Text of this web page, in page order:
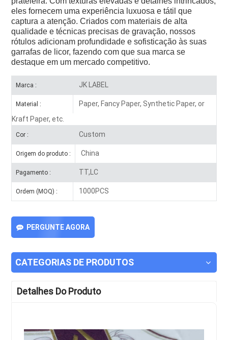
eles fornecem uma experiência luxuosa e tátil que
captura a atenção. Criados com materiais de alta
qualidade e técnicas precisas de gravação, nossos
rótulos adicionam profundidade e sofisticação às suas
garrafas de licor, fazendo com que sua marca se
destaque em um mercado competitivo.
Marca : JK LABEL
Material :
Paper, Fancy Paper, Synthetic Paper, or
Kraft Paper, etc.
Cor : Custom
Origem do produto : China
Pagamento : TT,LC
Ordem (MOQ) : 1000PCS
PERGUNTE AGORA
CATEGORIAS DE PRODUTOS
Detalhes Do Produto